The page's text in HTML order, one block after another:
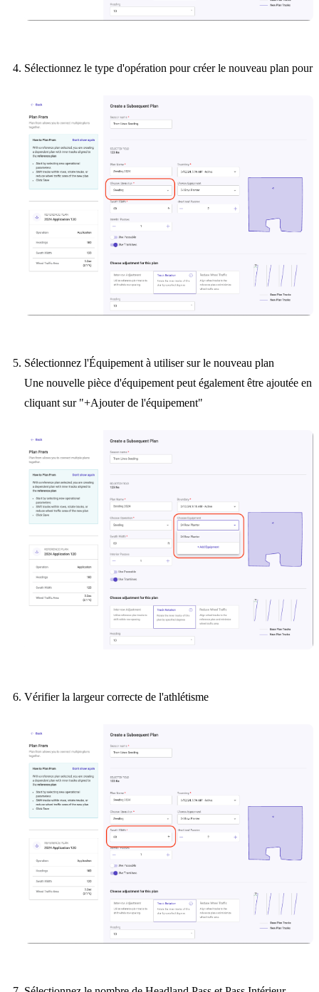
Sélectionnez le type d'opération pour créer le nouveau plan pour
Sélectionnez l'Équipement à utiliser sur le nouveau plan
Une nouvelle pièce d'équipement peut également être ajoutée en
cliquant sur "+Ajouter de l'équipement"
Vérifier la largeur correcte de l'athlétisme